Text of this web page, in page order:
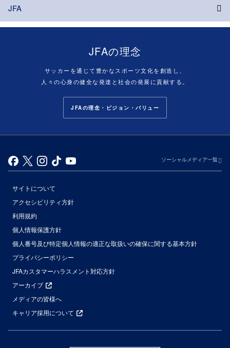
JFA
JFAの理念
サッカーを通じて豊かなスポーツ文化を創造し、
人々の心身の健全な発達と社会の発展に貢献する。
JFAの理念・ビジョン・バリュー
ソーシャルメディア一覧
サイトについて
アクセシビリティ方針
利用規約
個人情報保護方針
個人番号及び特定個人情報の適正な取扱いの確保に関する基本方針
プライバシーポリシー
JFAカスタマーハラスメント対応方針
アーカイブ
メディアの皆様へ
キャリア採用について